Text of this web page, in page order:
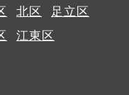
北区
足立区
江東区